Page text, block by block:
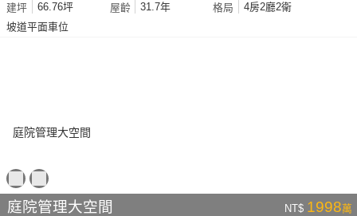
建坪 66.76坪 屋齡 31.7年 格局
4房2廳2衛
坡道平面車位
庭院管理大空間 NT$ 1998萬